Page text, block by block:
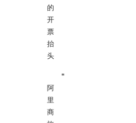
的
开
票
抬
头
*
阿
里
商